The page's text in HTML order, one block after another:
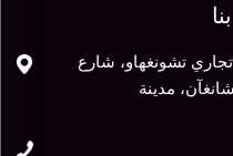
تشونغهاو، شارع
منطقة تشانغآن، مدينة